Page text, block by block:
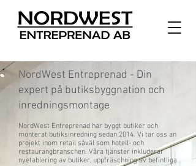
NordWest Entreprenad - Din
expert på butiksbyggnation och
inredningsmontage
NordWest Entreprenad har byggt butiker och
monterat butiksinredning sedan 2014. Vi tar oss an
projekt inom retail såväl som hotell- och
restaurangbranschen. Våra tjänster inkluderar
nyetablering av butiker, uppfräschning av befintliga